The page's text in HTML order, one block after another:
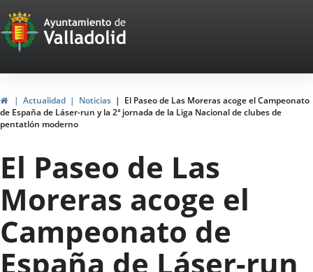
Portal
Web
del
Ayuntamiento
de
Valladolid
InicioActualidad Noticias
El Paseo de Las Moreras acoge el Campeonato
de España de Láser-run y la 2ª jornada de la Liga Nacional de clubes de
pentatlón moderno
El Paseo de Las
Moreras acoge el
Campeonato de
España de Láser-run